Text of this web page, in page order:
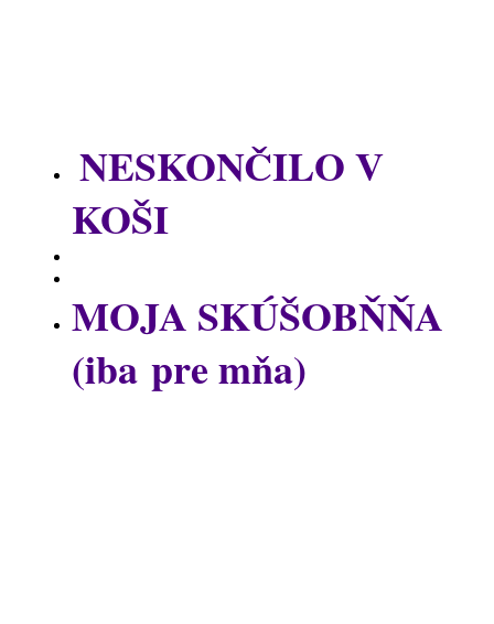
NESKONČILO V
KOŠI
MOJA SKÚŠOBŇŇA
(iba pre mňa)